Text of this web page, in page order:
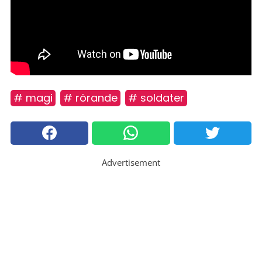
# magi # rörande # soldater
Advertisement